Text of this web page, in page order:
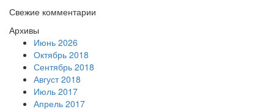
Свежие комментарии
Архивы
Июнь 2026
Октябрь 2018
Сентябрь 2018
Август 2018
Июль 2017
Апрель 2017